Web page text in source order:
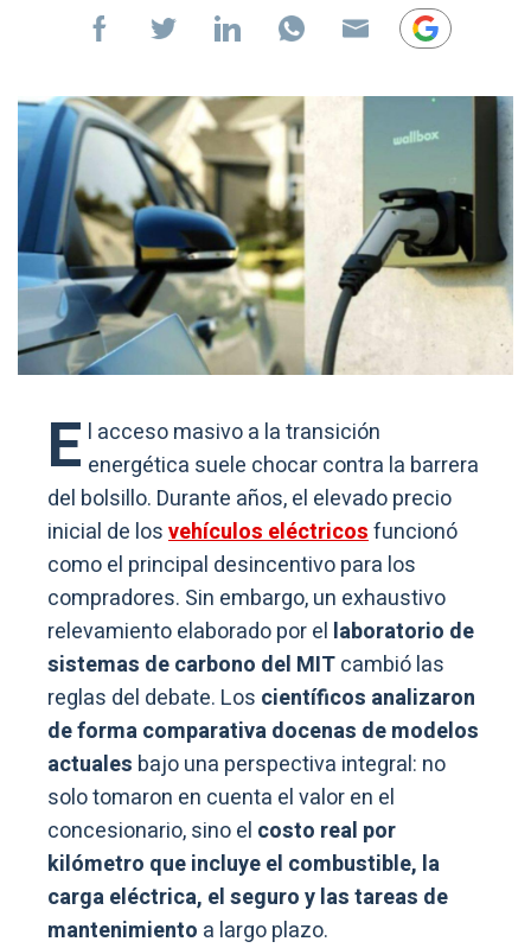
E l acceso masivo a la transición
energética suele chocar contra la barrera
del bolsillo. Durante años, el elevado precio
inicial de losvehículos eléctricosfuncionó
como el principal desincentivo para los
compradores. Sin embargo, un exhaustivo
relevamiento elaborado por el laboratorio de
sistemas de carbono del MITcambió las
reglas del debate. Los científicos analizaron
de forma comparativa docenas de modelos
actuales bajo una perspectiva integral: no
solo tomaron en cuenta el valor en el
concesionario, sino el costo real por
kilómetro que incluye el combustible, la
carga eléctrica, el seguro y las tareas de
mantenimiento a largo plazo.